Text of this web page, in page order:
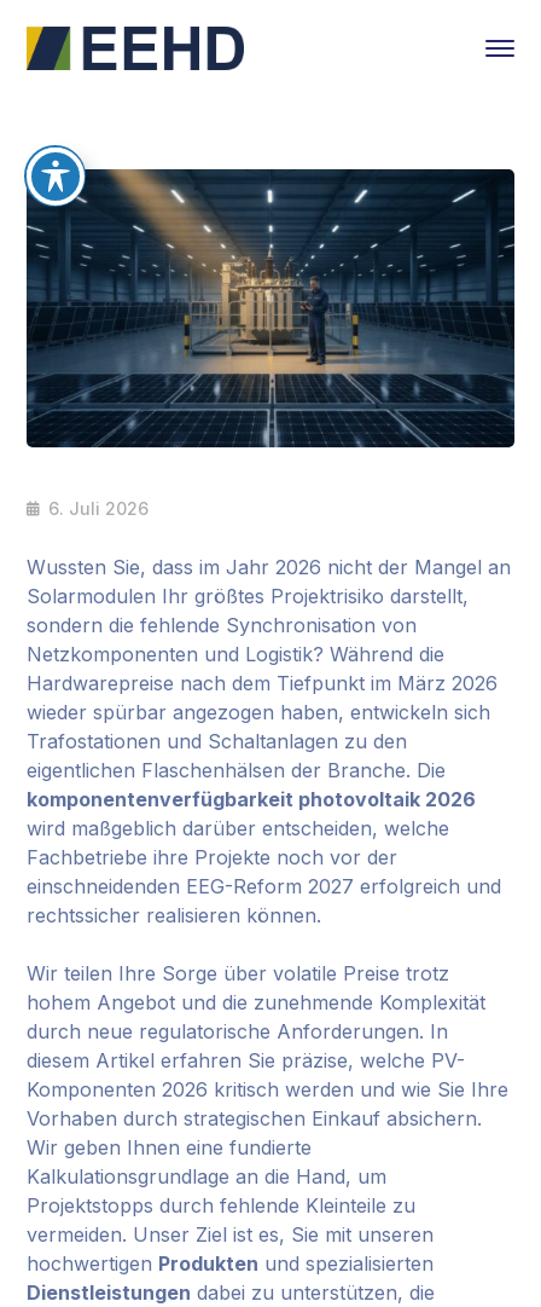
6. Juli 2026
Wussten Sie, dass im Jahr 2026 nicht der Mangel an
Solarmodulen Ihr größtes Projektrisiko darstellt,
sondern die fehlende Synchronisation von
Netzkomponenten und Logistik? Während die
Hardwarepreise nach dem Tiefpunkt im März 2026
wieder spürbar angezogen haben, entwickeln sich
Trafostationen und Schaltanlagen zu den
eigentlichen Flaschenhälsen der Branche. Die
komponentenverfügbarkeit photovoltaik 2026
wird maßgeblich darüber entscheiden, welche
Fachbetriebe ihre Projekte noch vor der
einschneidenden EEG-Reform 2027 erfolgreich und
rechtssicher realisieren können.
Wir teilen Ihre Sorge über volatile Preise trotz
hohem Angebot und die zunehmende Komplexität
durch neue regulatorische Anforderungen. In
diesem Artikel erfahren Sie präzise, welche PV-
Komponenten 2026 kritisch werden und wie Sie Ihre
Vorhaben durch strategischen Einkauf absichern.
Wir geben Ihnen eine fundierte
Kalkulationsgrundlage an die Hand, um
Projektstopps durch fehlende Kleinteile zu
vermeiden. Unser Ziel ist es, Sie mit unseren
hochwertigen Produkten und spezialisierten
Dienstleistungen dabei zu unterstützen, die